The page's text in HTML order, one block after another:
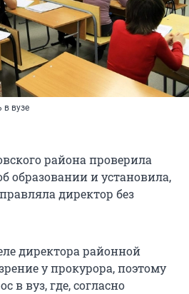
в вузе
района проверила
образовании и установила,
директор без
директора районной
у прокурора, поэтому
в вуз, где, согласно